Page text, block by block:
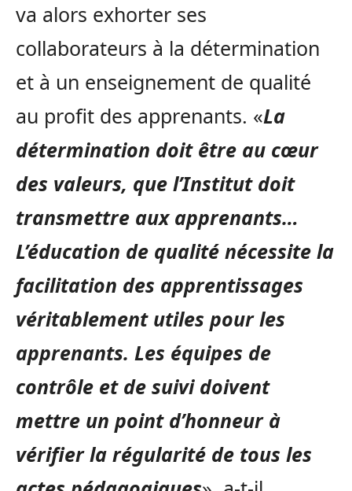
va alors exhorter ses
collaborateurs à la détermination
et à un enseignement de qualité
au profit des apprenants. «La
détermination doit être au cœur
des valeurs, que l’Institut doit
transmettre aux apprenants…
L’éducation de qualité nécessite la
facilitation des apprentissages
véritablement utiles pour les
apprenants. Les équipes de
contrôle et de suivi doivent
mettre un point d’honneur à
vérifier la régularité de tous les